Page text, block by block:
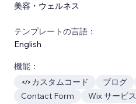
美容・ウェルネス
テンプレートの言語：
English
機能：
カスタムコード
ブログ
Contact Form
Wix サービス